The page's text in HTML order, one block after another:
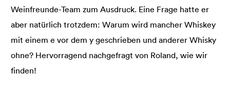
Weinfreunde-Team zum Ausdruck. Eine Frage hatte er
aber natürlich trotzdem: Warum wird mancher Whiskey
mit einem e vor dem y geschrieben und anderer Whisky
ohne? Hervorragend nachgefragt von Roland, wie wir
finden!